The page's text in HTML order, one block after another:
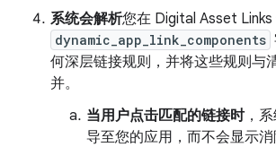
系统会解析您在 Digital Asset Links
dynamic_app_link_components
何深层链接规则，并将这些规则与
并。
当用户点击匹配的链接时，系
导至您的应用，而不会显示消